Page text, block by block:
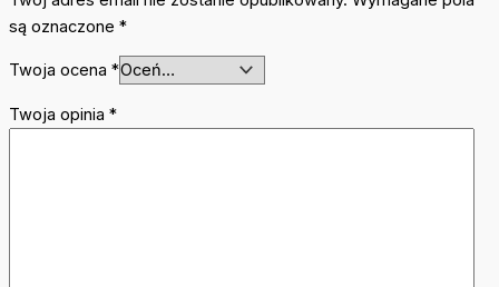
są oznaczone *
Twoja ocena *
Twoja opinia *